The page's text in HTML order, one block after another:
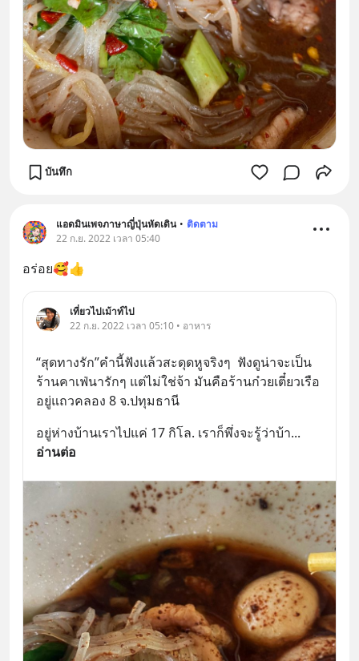
บันทึก
แอดมินเพจภาษาญี่ปุ่นหัดเดิน • ติดตาม
22 ก.ย. 2022 เวลา 05:40
อร่อย🥰👍
เที่ยวไปเม้าท์ไป
22 ก.ย. 2022 เวลา 05:10 • อาหาร
“สุดทางรัก”คำนี้ฟังแล้วสะดุดหูจริงๆ  ฟังดูน่าจะเป็น
ร้านคาเฟ่นารักๆ แต่ไม่ใช่จ้า มันคือร้านก๋วยเตี๋ยวเรือ
อยู่แถวคลอง 8 จ.ปทุมธานี
อยู่ห่างบ้านเราไปแค่ 17 กิโล. เราก็พึ่งจะรู้ว่าบ้า
อ่านต่อ